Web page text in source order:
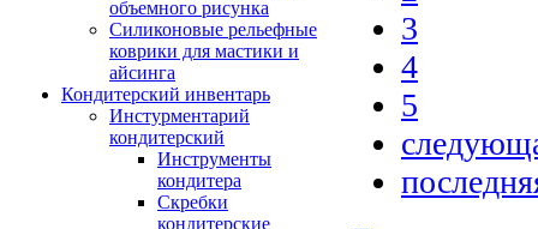
объемного рисунка
Силиконовые рельефные
коврики для мастики и
айсинга
Кондитерский инвентарь
Инстурментарий
кондитерский
Инструменты
кондитера
Скребки
кондитерские
3
4
5